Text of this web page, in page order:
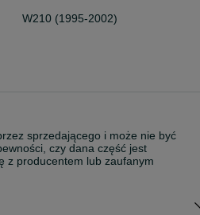
W210 (1995-2002)
Układ elektryczny
sprzedającego i może nie być
czy dana część jest
z producentem lub zaufanym